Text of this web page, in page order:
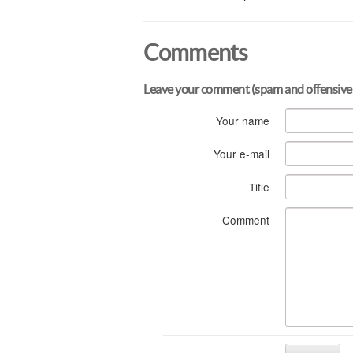
Comments
Leave your comment (spam and
Your name
Your e-mail
Title
Comment